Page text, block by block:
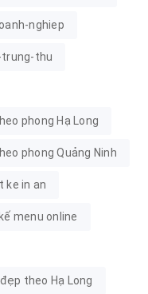
nghiep
thu
phong Hạ Long
phong Quảng Ninh
ke in an
menu online
theo Hạ Long